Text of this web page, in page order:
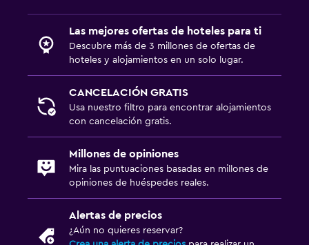
Las mejores ofertas de hoteles para ti
Descubre más de 3 millones de ofertas de
hoteles y alojamientos en un solo lugar.
CANCELACIÓN GRATIS
Usa nuestro filtro para encontrar alojamientos
con cancelación gratis.
Millones de opiniones
Mira las puntuaciones basadas en millones de
opiniones de huéspedes reales.
Alertas de precios
¿Aún no quieres reservar?